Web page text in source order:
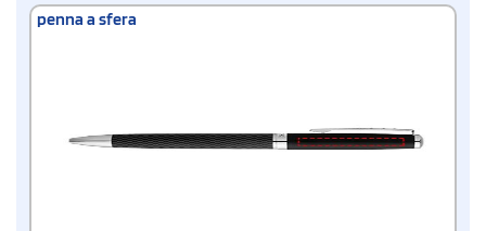
penna a sfera